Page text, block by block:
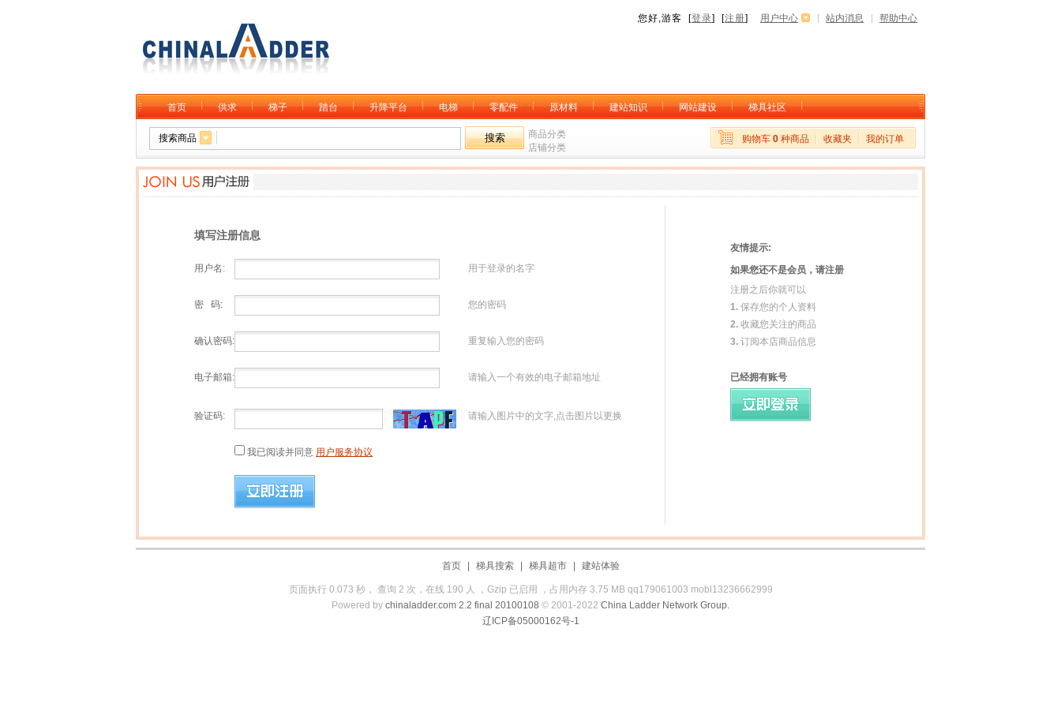
您好,游客 [登录] [注册] 用户中心 站内消息 帮助中心
首页 供求 梯子 踏台 升降平台 电梯 零配件 原材料 建站知识 网站建设 梯具社区
搜索商品
商品分类
店铺分类
购物车 0 种商品 收藏夹 我的订单
填写注册信息
用户名: 用于登录的名字
密 码: 您的密码
确认密码: 重复输入您的密码
电子邮箱: 请输入一个有效的电子邮箱地址
验证码: 请输入图片中的文字,点击图片以更换
我已阅读并同意 用户服务协议
友情提示:
如果您还不是会员，请注册
注册之后你就可以
1. 保存您的个人资料
2. 收藏您关注的商品
3. 订阅本店商品信息
已经拥有账号
首页| 梯具搜索| 梯具超市| 建站体验
页面执行 0.073 秒， 查询 2 次，在线 190 人 ，Gzip 已启用 ，占用内存 3.75 MB qq179061003 mobl13236662999
Powered by chinaladder.com 2.2 final 20100108 © 2001-2022 China Ladder Network Group.
辽ICP备05000162号-1